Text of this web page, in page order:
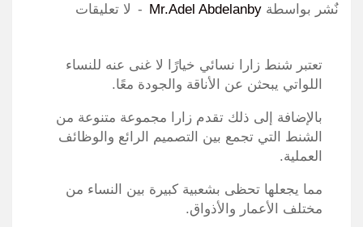
نٌشر بواسطة Mr.Adel Abdelanby لا تعليقات
تعتبر شنط زارا نسائي خيارًا لا غنى عنه للنساء
اللواتي يبحثن عن الأناقة والجودة معًا.
بالإضافة إلى ذلك تقدم زارا مجموعة متنوعة من
الشنط التي تجمع بين التصميم الرائع والوظائف
العملية.
مما يجعلها تحظى بشعبية كبيرة بين النساء من
مختلف الأعمار والأذواق.